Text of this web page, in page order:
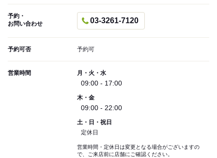
予約・
お問い合わせ
03-3261-7120
予約可否 予約可
営業時間 月・火・水
09:00 - 17:00
木・金
09:00 - 22:00
土・日・祝日
定休日
営業時間・定休日は変更となる場合がございますの
で、ご来店前に店舗にご確認ください。